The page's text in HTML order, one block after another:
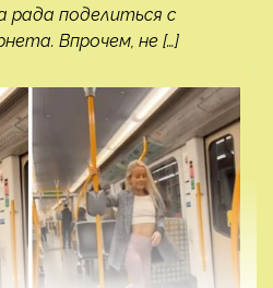
рада поделиться с
Впрочем, не […]